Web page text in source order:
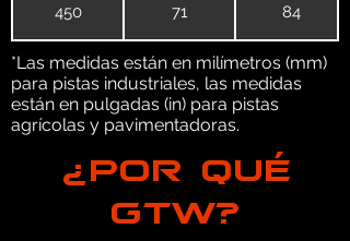
450 71 84
*Las medidas están en milímetros (mm)
para pistas industriales, las medidas
están en pulgadas (in) para pistas
agrícolas y pavimentadoras.
¿POR QUÉ
GTW?